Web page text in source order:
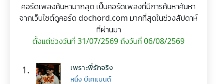
คอร์ดเพลงค้นหามากสุด เป็นคอร์ดเพลงที่มีการค้นหาค้นหา
จากเว็บไซต์ดูคอร์ด dochord.com มากที่สุดในช่วงสัปดาห์
ที่ผ่านมา
ตั้งแต่ช่วงวันที่ 31/07/2569 ถึงวันที่ 06/08/2569
1. เพราะพี่รักจริง
หนึ่ง บีเคแบนด์